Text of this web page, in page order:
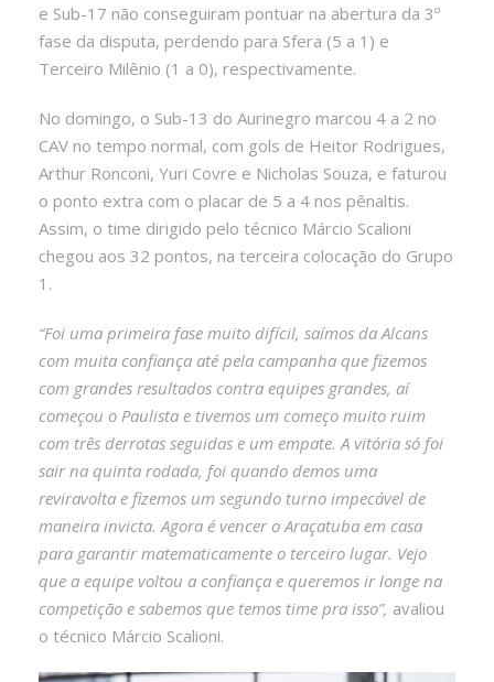
e Sub-17 não conseguiram pontuar na abertura da 3º
fase da disputa, perdendo para Sfera (5 a 1) e
Terceiro Milênio (1 a 0), respectivamente.
No domingo, o Sub-13 do Aurinegro marcou 4 a 2 no
CAV no tempo normal, com gols de Heitor Rodrigues,
Arthur Ronconi, Yuri Covre e Nicholas Souza, e faturou
o ponto extra com o placar de 5 a 4 nos pênaltis.
Assim, o time dirigido pelo técnico Márcio Scalioni
chegou aos 32 pontos, na terceira colocação do Grupo
1.
“Foi uma primeira fase muito difícil, saímos da Alcans
com muita confiança até pela campanha que fizemos
com grandes resultados contra equipes grandes, aí
começou o Paulista e tivemos um começo muito ruim
com três derrotas seguidas e um empate. A vitória só foi
sair na quinta rodada, foi quando demos uma
reviravolta e fizemos um segundo turno impecável de
maneira invicta. Agora é vencer o Araçatuba em casa
para garantir matematicamente o terceiro lugar. Vejo
que a equipe voltou a confiança e queremos ir longe na
competição e sabemos que temos time pra isso”, avaliou
o técnico Márcio Scalioni.